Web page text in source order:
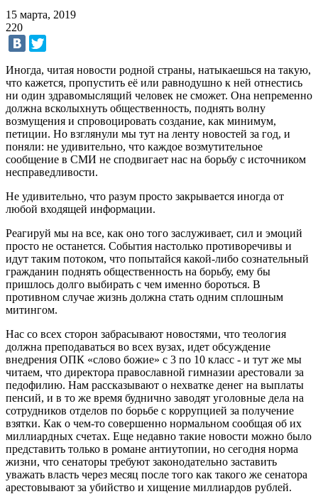
15 марта, 2019
220
Иногда, читая новости родной страны, натыкаешься на такую,
что кажется, пропустить её или равнодушно к ней отнестись
ни один здравомыслящий человек не сможет. Она непременно
должна всколыхнуть общественность, поднять волну
возмущения и спровоцировать создание, как минимум,
петиции. Но взглянули мы тут на ленту новостей за год, и
поняли: не удивительно, что каждое возмутительное
сообщение в СМИ не сподвигает нас на борьбу с источником
несправедливости.
Не удивительно, что разум просто закрывается иногда от
любой входящей информации.
Реагируй мы на все, как оно того заслуживает, сил и эмоций
просто не останется. События настолько противоречивы и
идут таким потоком, что попытайся какой-либо сознательный
гражданин поднять общественность на борьбу, ему бы
пришлось долго выбирать с чем именно бороться. В
противном случае жизнь должна стать одним сплошным
митингом.
Нас со всех сторон забрасывают новостями, что теология
должна преподаваться во всех вузах, идет обсуждение
внедрения ОПК «слово божие» с 3 по 10 класс - и тут же мы
читаем, что директора православной гимназии арестовали за
педофилию. Нам рассказывают о нехватке денег на выплаты
пенсий, и в то же время буднично заводят уголовные дела на
сотрудников отделов по борьбе с коррупцией за получение
взятки. Как о чем-то совершенно нормальном сообщая об их
миллиардных счетах. Еще недавно такие новости можно было
представить только в романе антиутопии, но сегодня норма
жизни, что сенаторы требуют законодательно заставить
уважать власть через месяц после того как такого же сенатора
арестовывают за убийство и хищение миллиардов рублей.